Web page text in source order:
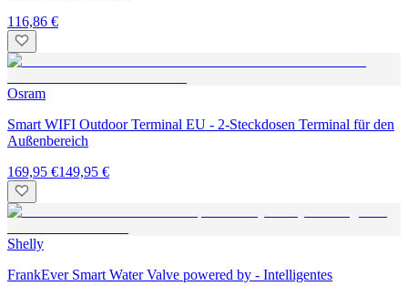
116,86 €
Osram
Smart WIFI Outdoor Terminal EU - 2-Steckdosen Terminal für den
Außenbereich
169,95 €149,95 €
Shelly
FrankEver Smart Water Valve powered by - Intelligentes